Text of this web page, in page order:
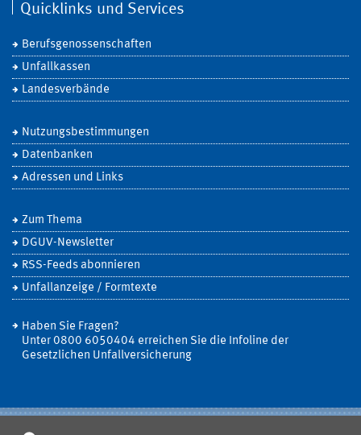
Quicklinks und Services
Berufsgenossenschaften
Unfallkassen
Landesverbände
Nutzungsbestimmungen
Datenbanken
Adressen und Links
Zum Thema
DGUV-Newsletter
RSS-Feeds abonnieren
Unfallanzeige / Formtexte
Haben Sie Fragen?
Unter 0800 6050404 erreichen Sie die Infoline der
Gesetzlichen Unfallversicherung